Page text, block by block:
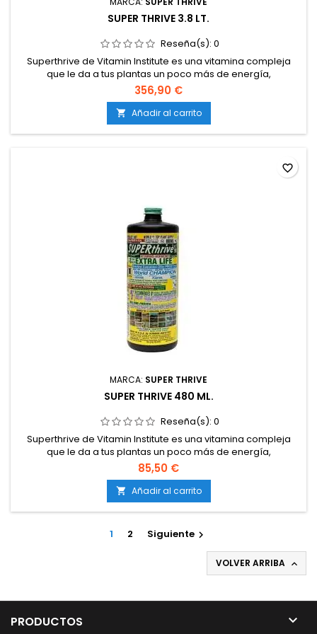
SUPER THRIVE 3.8 LT.
Reseña(s): 0
Superthrive de Vitamin Institute es una vitamina compleja
que le da a tus plantas un poco más de energía,
manteniéndolas saludables. Este producto se ha utilizado
desde 1940.
356,90 €
 Añadir al carrito
MARCA: SUPER THRIVE
SUPER THRIVE 480 ML.
Reseña(s): 0
Superthrive de Vitamin Institute es una vitamina compleja
que le da a tus plantas un poco más de energía,
manteniéndolas saludables. Este producto se ha utilizado
desde 1940.
85,50 €
 Añadir al carrito
favorite_border
1 2 Siguiente 
VOLVER ARRIBA 
PRODUCTOS 